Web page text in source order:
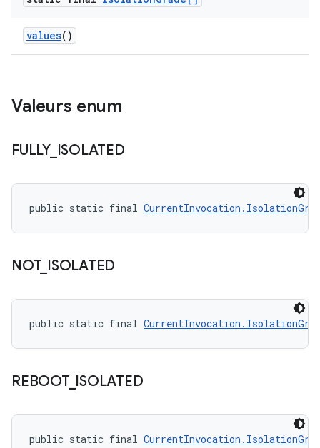
values()
Valeurs enum
FULLY_ ISOLATED
public static final
NOT_ ISOLATED
public static final
REBOOT_ ISOLATED
public static final